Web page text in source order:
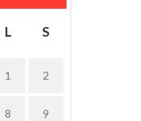
L S
1 2
8 9